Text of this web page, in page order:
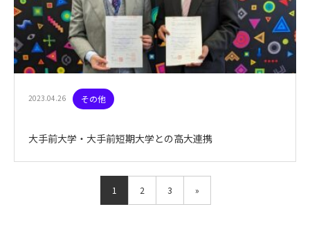
2023.04.26 その他
大手前大学・大手前短期大学との高大連携
1 2 3 »